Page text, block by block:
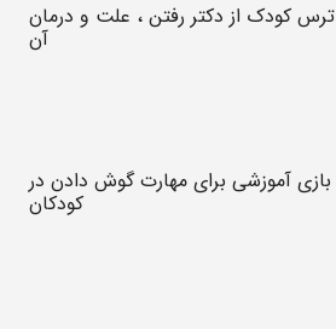
ترس کودک از دکتر رفتن ، علت و درمان
آن
بازی آموزشی برای مهارت گوش دادن در
کودکان